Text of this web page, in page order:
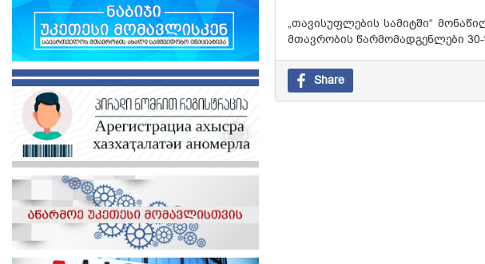
„თავისუფლების სამიტში“
მთავრობის წარმომადგენლები 30-
Share